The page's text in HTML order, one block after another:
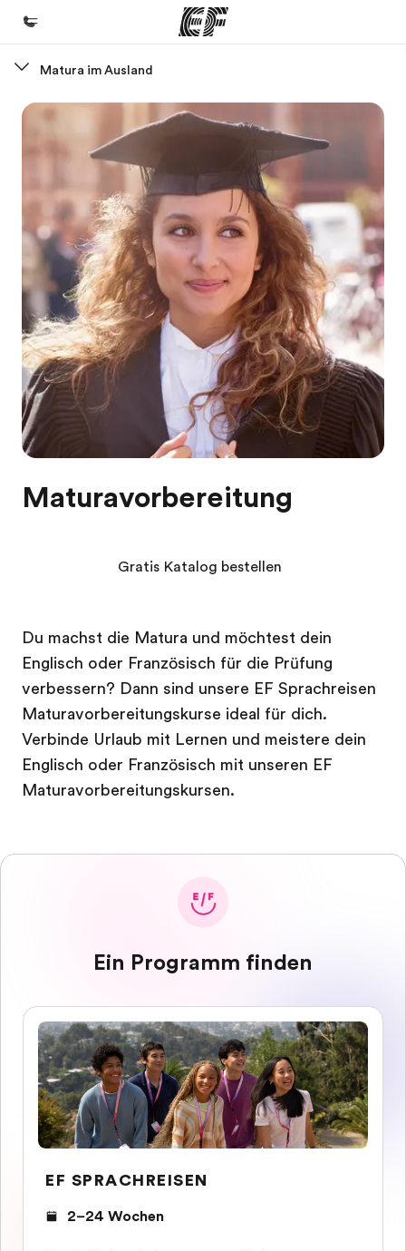
Willkommen bei EF
Programme
Büros
Büros in der Nähe
Über uns
Wer wir sind
Karriere
Teil des Teams werden
Matura im Ausland
Maturavorbereitung
Du machst die Matura und möchtest dein
Englisch oder Französisch für die Prüfung
verbessern? Dann sind unsere EF Sprachreisen
Maturavorbereitungskurse ideal für dich.
Verbinde Urlaub mit Lernen und meistere dein
Englisch oder Französisch mit unseren EF
Maturavorbereitungskursen.
Gratis Katalog bestellen
Ein Programm finden
EF SPRACHREISEN
2–24 Wochen